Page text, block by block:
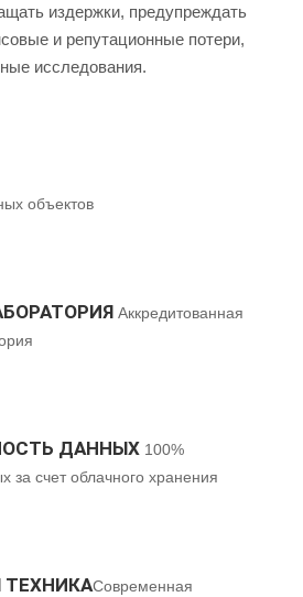
издержки, предупреждать
и репутационные потери,
исследования.
объектов
Аккредитованная
ДАННЫХ 100%
за счет облачного хранения
ТЕХНИКА​Современная